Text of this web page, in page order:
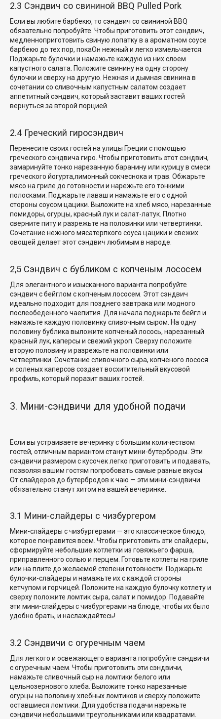
2.3 Сэндвич со свининой BBQ Pulled Pork
Если вы любите барбекю, то сэндвич со свининой BBQ
обязательно попробуйте. Чтобы приготовить этот сэндвич,
медленноприготовить свиную лопатку в a ароматном соусе
барбекю до тех пор, покаОн нежный и легко измельчается.
Поджарьте булочки и намажьте каждую из них слоем
капустного салата. Положите свинину на одну сторону
булочки и сверху на другую. Нежная и дымная свинина в
сочетании со сливочным капустным салатом создает
аппетитный сэндвич, который заставит ваших гостей
вернуться за второй порцией.
2.4 Греческий гиросэндвич
Перенесите своих гостей на улицы Греции с помощью
греческого сэндвича гиро. Чтобы приготовить этот сэндвич,
замаринуйте тонко нарезанную баранину или курицу в смеси
греческого йогурта,лимонный сокчеснока и трав. Обжарьте
мясо на гриле до готовности и нарежьте его тонкими
полосками. Поджарьте лаваш и намажьте его с одной
стороны соусом цацики. Выложите на хлеб мясо, нарезанные
помидоры, огурцы, красный лук и салат-латук. Плотно
сверните питу и разрежьте на половинки или четвертинки.
Сочетание нежного мясатерпкого соуса цацики и свежих
овощей делает этот сэндвич любимым в народе.
2,5 Сэндвич с бубликом с копченым лососем
Для элегантного и изысканного варианта попробуйте
сэндвич с бейглом с копченым лососем. Этот сэндвич
идеально подходит для позднего завтрака или модного
послеобеденного чаепития. Для начала поджарьте бейгл и
намажьте каждую половинку сливочным сыром. На одну
половину бублика выложите копченый лосось, нарезанный
красный лук, каперсы и свежий укроп. Сверху положите
вторую половину и разрежьте на половинки или
четвертинки. Сочетание сливочного сыра, копченого лосося
и соленых каперсов создает восхитительный вкусовой
профиль, который поразит ваших гостей.
3. Мини-сэндвичи для удобной подачи
Если вы устраиваете вечеринку с большим количеством
гостей, отличным вариантом станут мини-бутерброды. Эти
сэндвичи размером с кусочеклегко приготовить и подавать,
позволяя вашим гостям попробовать самые разные вкусы.
От слайдеров до бутербродов к чаю — эти мини-сэндвичи
обязательно станут хитом на вашей вечеринке.
3.1 Мини-слайдеры с чизбургером
Мини-слайдеры с чизбургерами — это классическое блюдо,
которое понравится всем. Чтобы приготовить эти слайдеры,
сформируйте небольшие котлетки из говяжьего фарша,
приправленного солью и перцем . Готовьте котлеты на гриле
или на плите до желаемой степени готовности. Поджарьте
булочки-слайдеры и намажьте их с каждой стороны
кетчупом и горчицей. Положите на каждую булочку котлету и
сверху положите ломтик сыра, салат и помидор. Подавайте
эти мини-слайдеры с чизбургерами на блюде, чтобы их было
удобно брать, и наслаждайтесь!
3.2 Сэндвичи с огуречным чаем
Для легкого и освежающего варианта попробуйте сэндвичи
с огуречным чаем. Чтобы приготовить эти сэндвичи,
намажьте сливочный сыр на ломтики белого или
цельнозернового хлеба . Выложите тонко нарезанные
огурцы на половину хлебных ломтиков и сверху положите
оставшиеся ломтики. Для удобства подачи нарежьте
сэндвичи небольшими треугольниками или квадратами.